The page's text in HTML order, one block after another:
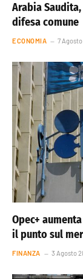
Arabia
difesa comune
ECONOMIA 7
Opec+
il punto sul
FINANZA 3 Agosto